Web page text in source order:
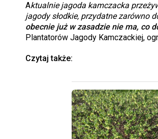
Aktualnie jagoda kamczacka
jagody słodkie, przydatne zarówno
obecnie już w zasadzie nie ma, co
Plantatorów Jagody Kamczackiej,
Czytaj także: